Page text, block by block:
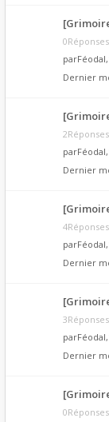
parFéodal
Dernier
parFéodal
Dernier
parFéodal
Dernier
parFéodal
Dernier